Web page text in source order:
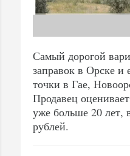
Самый дорогой
заправок в Орске и
точки в Гае,
Продавец
уже больше 20 лет,
рублей.